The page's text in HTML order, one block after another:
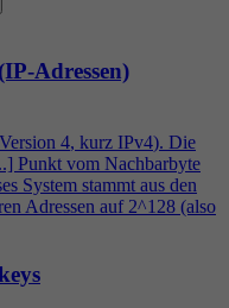
Adressen)
4, kurz IPv4). Die
Punkt vom Nachbarbyte
System stammt aus den
Adressen auf 2^128 (also